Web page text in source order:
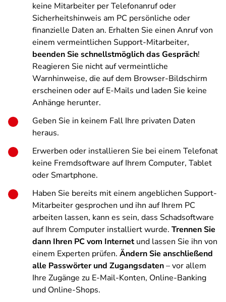
keine Mitarbeiter per Telefonanruf oder
Sicherheitshinweis am PC persönliche oder
finanzielle Daten an. Erhalten Sie einen Anruf von
einem vermeintlichen Support-Mitarbeiter,
beenden Sie schnellstmöglich das Gespräch!
Reagieren Sie nicht auf vermeintliche
Warnhinweise, die auf dem Browser-Bildschirm
erscheinen oder auf E-Mails und laden Sie keine
Anhänge herunter.
Geben Sie in keinem Fall Ihre privaten Daten
heraus.
Erwerben oder installieren Sie bei einem Telefonat
keine Fremdsoftware auf Ihrem Computer, Tablet
oder Smartphone.
Haben Sie bereits mit einem angeblichen Support-
Mitarbeiter gesprochen und ihn auf Ihrem PC
arbeiten lassen, kann es sein, dass Schadsoftware
auf Ihrem Computer installiert wurde. Trennen Sie
dann Ihren PC vom Internetund lassen Sie ihn von
einem Experten prüfen. Ändern Sie anschließend
alle Passwörter und Zugangsdaten– vor allem
Ihre Zugänge zu E-Mail-Konten, Online-Banking
und Online-Shops.